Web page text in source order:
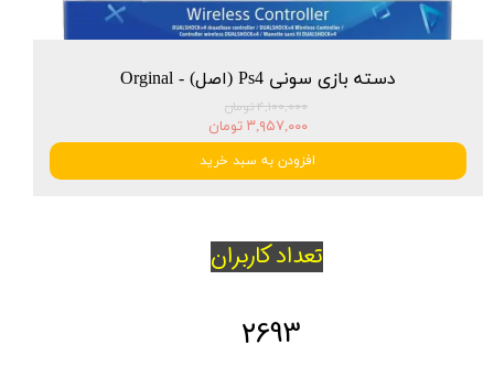
دسته بازی سونی Ps4 (اصل) - Orginal
۴,۱۰۰,۰۰۰ تومان
۳,۹۵۷,۰۰۰ تومان
افزودن به سبد خرید
تعداد کاربران
2693